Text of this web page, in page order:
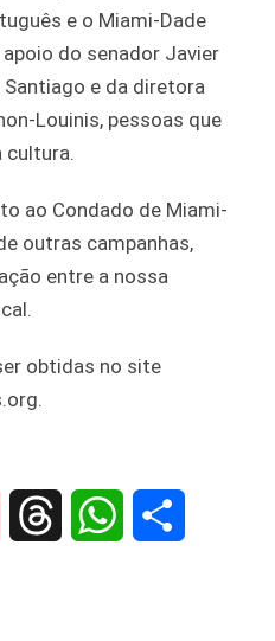
e o Miami-Dade
do senador Javier
e da diretora
Louinis, pessoas que
cultura.
ao Condado de Miami-
outras campanhas,
entre a nossa
obtidas no site